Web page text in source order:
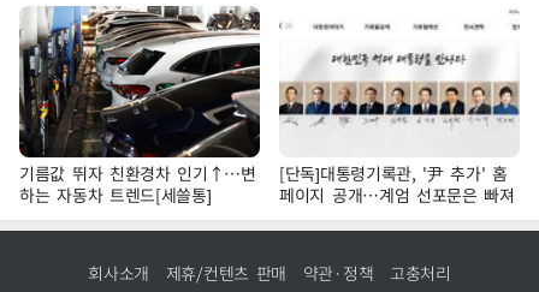
기름값 뛰자 친환경차 인기↑…변
하는 자동차 트렌드[세쓸통]
[단독]대통령기록관, '尹 추가' 홈
페이지 공개…계엄 선포문은 빠져
회사소개 제휴/컨텐츠 판매 약관·정책 고충처리